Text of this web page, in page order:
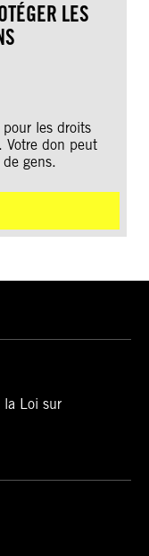
LES
les droits
Votre don peut
gens.
la Loi sur